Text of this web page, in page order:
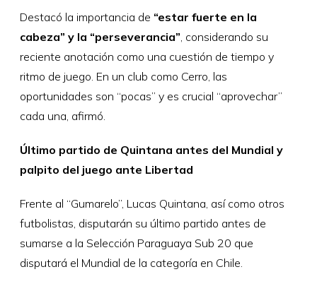
Destacó la importancia de “estar fuerte en la
cabeza” y la “perseverancia” , considerando su
reciente anotación como una cuestión de tiempo y
ritmo de juego. En un club como Cerro, las
oportunidades son “pocas” y es crucial “aprovechar”
cada una, afirmó.
Último partido de Quintana antes del Mundial y
palpito del juego ante Libertad
Frente al “Gumarelo”, Lucas Quintana, así como otros
futbolistas, disputarán su último partido antes de
sumarse a la Selección Paraguaya Sub 20 que
disputará el Mundial de la categoría en Chile.